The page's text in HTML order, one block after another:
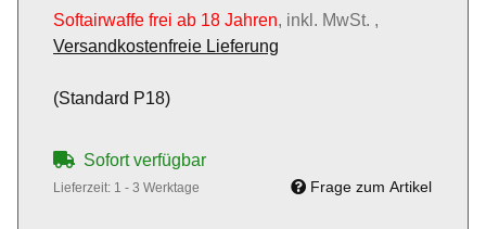
Softairwaffe frei ab 18 Jahren, inkl. MwSt. ,
Versandkostenfreie Lieferung
(Standard P18)
Sofort verfügbar
Lieferzeit: 1 - 3 Werktage Frage zum Artikel